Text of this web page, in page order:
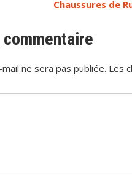
Chaussures de
ne sera pas publiée. Les